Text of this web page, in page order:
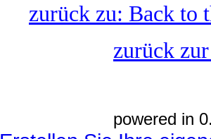
zurück zu: Back to
zurück
powered in